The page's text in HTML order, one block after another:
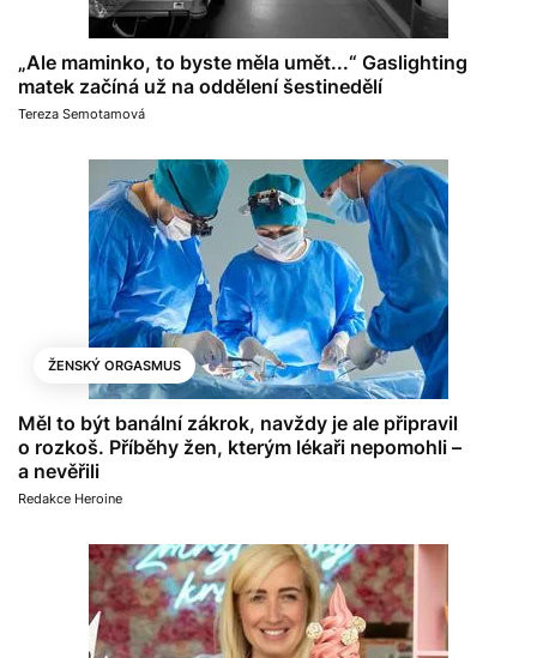
„Ale maminko, to byste měla umět...“ Gaslighting
matek začíná už na oddělení šestinedělí
Tereza Semotamová
ŽENSKÝ ORGASMUS
Měl to být banální zákrok, navždy je ale připravil
o rozkoš. Příběhy žen, kterým lékaři nepomohli –
a nevěřili
Redakce Heroine